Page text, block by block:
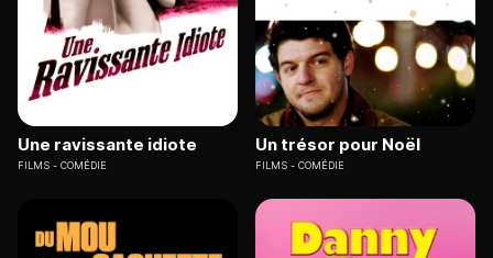
Une ravissante idiote
FILMS COMÉDIE
Un trésor pour Noël
FILMS COMÉDIE